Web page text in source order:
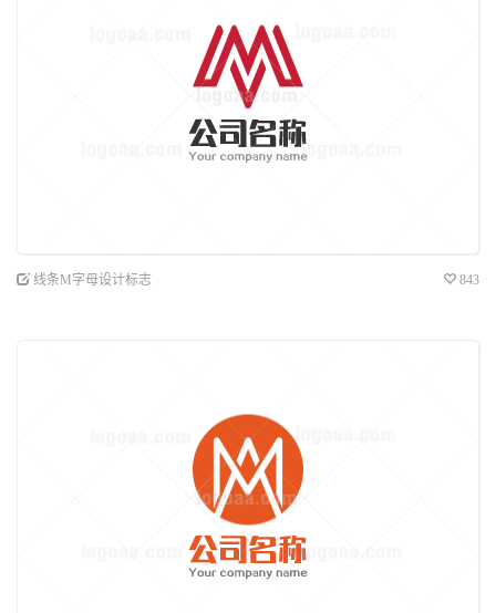
线条M字母设计标志 843